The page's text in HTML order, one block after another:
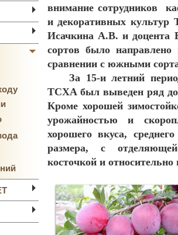
внимание сотрудников
и декоративных
Исачкина А.В. и доцента
сортов было
сравнении с южными
За 15-и летний
ТСХА был выведен ряд
Кроме хорошей
урожайностью и
хорошего вкуса,
размера, с
косточкой и